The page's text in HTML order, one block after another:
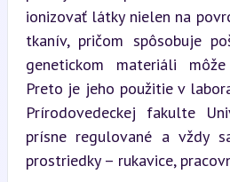
ionizovať látky nielen na
tkanív, pričom spôsobuje
genetickom materiáli
Preto je jeho použitie v
Prírodovedeckej fakulte
prísne regulované a vždy
prostriedky – rukavice,